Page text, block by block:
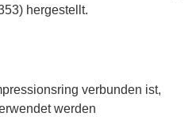
hergestellt.
verbunden ist,
werden